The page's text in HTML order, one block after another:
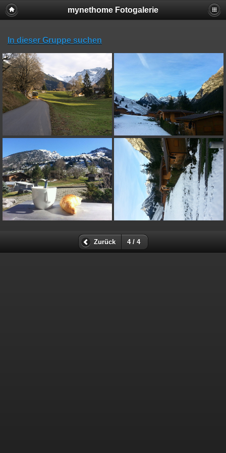
mynethome Fotogalerie
In dieser Gruppe suchen
Zurück 4 / 4